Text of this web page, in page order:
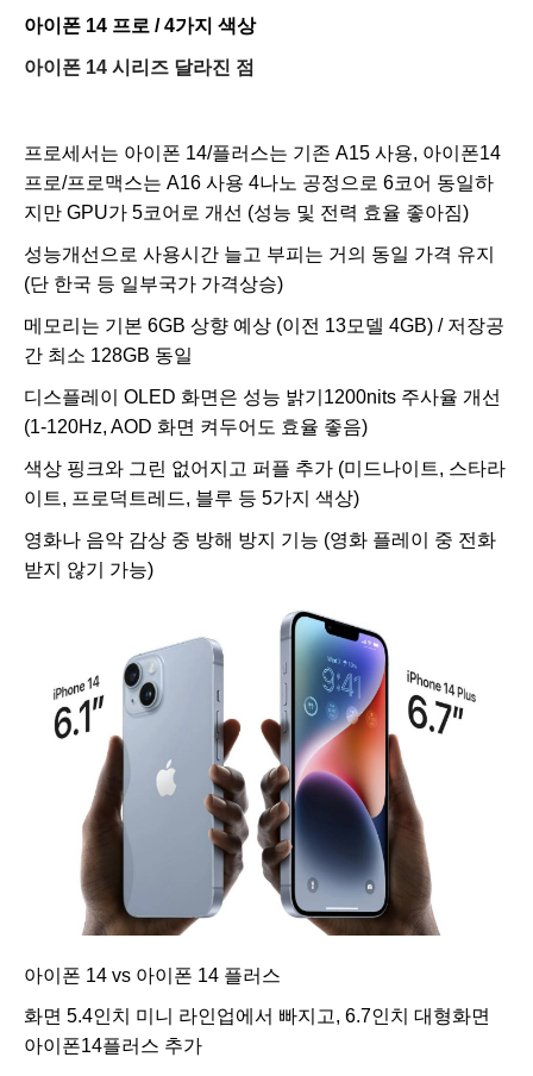
아이폰 14 프로 / 4가지 색상
아이폰 14 시리즈 달라진 점
프로세서는 아이폰 14/플러스는 기존 A15 사용, 아이폰14
프로/프로맥스는 A16 사용 4나노 공정으로 6코어 동일하
지만 GPU가 5코어로 개선 (성능 및 전력 효율 좋아짐)
성능개선으로 사용시간 늘고 부피는 거의 동일 가격 유지
(단 한국 등 일부국가 가격상승)
메모리는 기본 6GB 상향 예상 (이전 13모델 4GB) / 저장공
간 최소 128GB 동일
디스플레이 OLED 화면은 성능 밝기1200nits 주사율 개선
(1-120Hz, AOD 화면 켜두어도 효율 좋음)
색상 핑크와 그린 없어지고 퍼플 추가 (미드나이트, 스타라
이트, 프로덕트레드, 블루 등 5가지 색상)
영화나 음악 감상 중 방해 방지 기능 (영화 플레이 중 전화
받지 않기 가능)
아이폰 14 vs 아이폰 14 플러스
화면 5.4인치 미니 라인업에서 빠지고, 6.7인치 대형화면
아이폰14플러스 추가